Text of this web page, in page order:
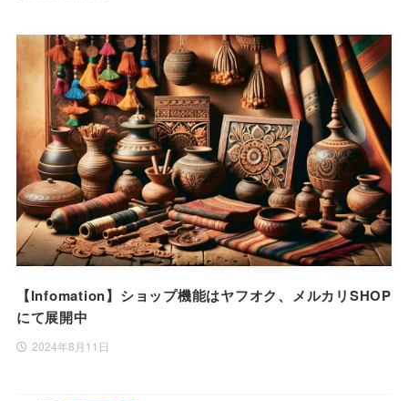
【Infomation】ショップ機能はヤフオク、メルカリSHOP
にて展開中
2024年8月11日